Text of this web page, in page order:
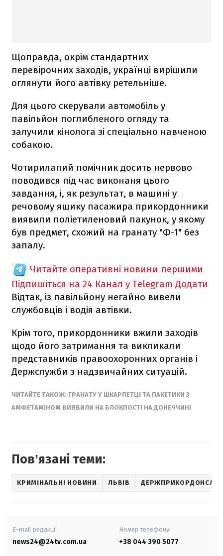
Щоправда, окрім стандартних
перевірочних заходів, українці вирішили
оглянути його автівку ретельніше.
Для цього скерували автомобіль у
павільйон поглибленого огляду та
залучили кінолога зі спеціально навченою
собакою.
Чотирилапий помічник досить нервово
поводився під час виконаня цього
завдання, і, як результат, в машині у
речовому ящику пасажира прикордонники
виявили поліетиленовий пакунок, у якому
був предмет, схожий на гранату "Ф-1" без
запалу.
Читайте оперативні новини першими
Підпишіться на 24 Канал у Telegram Додати
Відтак, із павільйону негайно вивели
службовців і водія автівки.
Крім того, прикордонники вжили заходів
щодо його затримання та викликали
представників правоохоронних органів і
Держслужби з надзвичайних ситуацій.
ЧИТАЙТЕ ТАКОЖ: ГРАНАТУ У ШКАРПЕТЦІ ТА ПАКЕТИКИ З
АМФЕТАМІНОМ ВИЯВИЛИ НА БЛОКПОСТІ НА ДОНЕЧЧИНІ
Повʼязані теми:
КРИМІНАЛЬНІ НОВИНИ ЛЬВІВ
E-mail редакції
news24@24tv.com.ua
Номер телефону:
+38 044 390 5077